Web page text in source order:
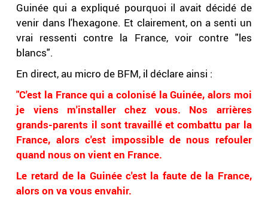
Guinée qui a expliqué pourquoi il avait décidé de
venir dans l'hexagone. Et clairement, on a senti un
vrai ressenti contre la France, voir contre "les
blancs".
En direct, au micro de BFM, il déclare ainsi :
"C'est la France qui a colonisé la Guinée, alors moi
je viens m'installer chez vous. Nos arrières
grands-parents il sont travaillé et combattu par la
France, alors c'est impossible de nous refouler
quand nous on vient en France.
Le retard de la Guinée c'est la faute de la France,
alors on va vous envahir.